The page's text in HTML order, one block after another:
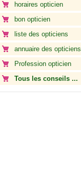
horaires opticien
bon opticien
liste des opticiens
annuaire des opticiens
Profession opticien
Tous les conseils ...